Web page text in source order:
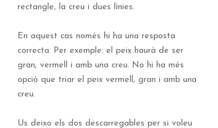
rectangle, la creu i dues línies.
En aquest cas només hi ha una resposta
correcta. Per exemple: el peix haurà de ser
gran, vermell i amb una creu. No hi ha més
opció que triar el peix vermell, gran i amb una
creu.
Us deixo els dos descarregables per si voleu